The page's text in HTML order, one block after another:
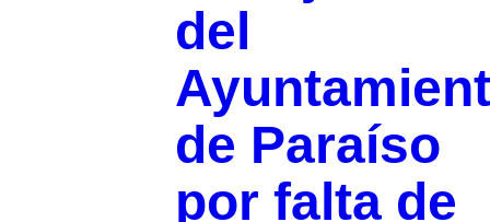
del
de Paraíso
por falta de